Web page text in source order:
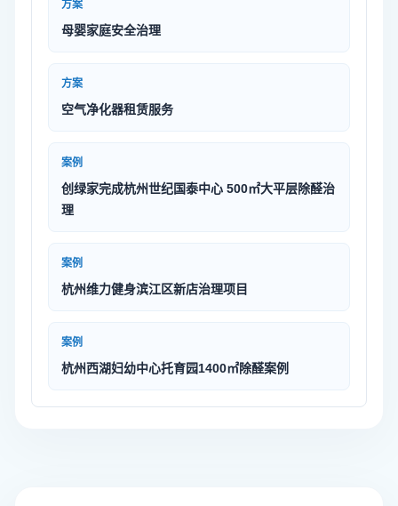
方案
母婴家庭安全治理
方案
空气净化器租赁服务
案例
创绿家完成杭州世纪国泰中心 500㎡大平层除醛治
理
案例
杭州维力健身滨江区新店治理项目
案例
杭州西湖妇幼中心托育园1400㎡除醛案例